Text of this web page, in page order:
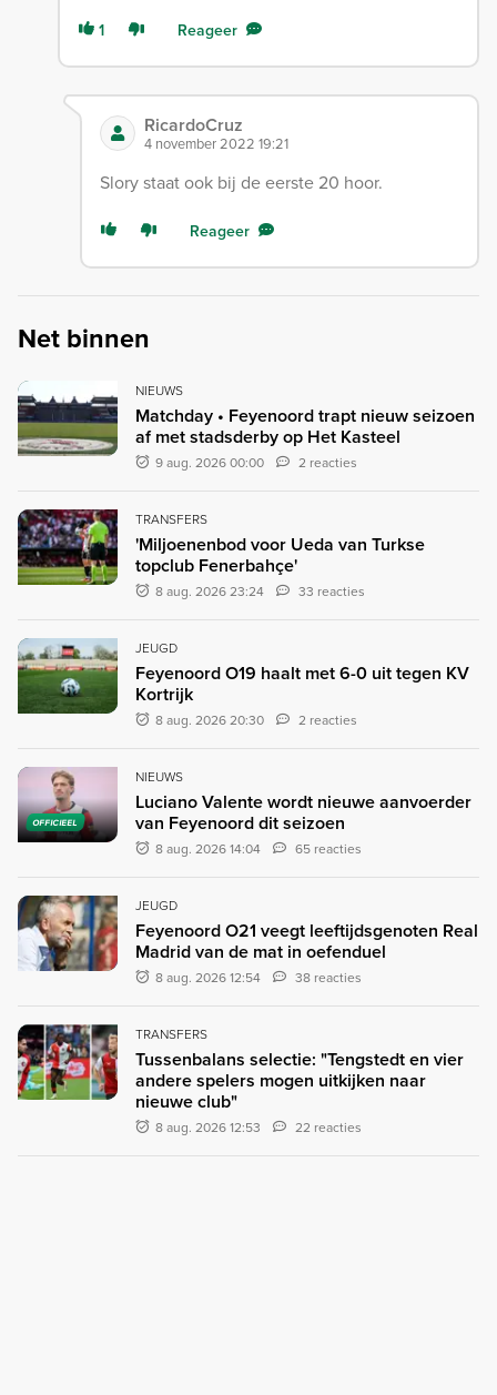
1 Reageer
RicardoCruz
4 november 2022 19:21
Slory staat ook bij de eerste 20 hoor.
Reageer
Net binnen
NIEUWS
Matchday • Feyenoord trapt nieuw seizoen
af met stadsderby op Het Kasteel
9 aug. 2026 00:00 2 reacties
TRANSFERS
'Miljoenenbod voor Ueda van Turkse
topclub Fenerbahçe'
8 aug. 2026 23:24 33 reacties
JEUGD
Feyenoord O19 haalt met 6-0 uit tegen KV
Kortrijk
8 aug. 2026 20:30 2 reacties
OFFICIEEL
NIEUWS
Luciano Valente wordt nieuwe aanvoerder
van Feyenoord dit seizoen
8 aug. 2026 14:04 65 reacties
JEUGD
Feyenoord O21 veegt leeftijdsgenoten Real
Madrid van de mat in oefenduel
8 aug. 2026 12:54 38 reacties
TRANSFERS
Tussenbalans selectie: "Tengstedt en vier
andere spelers mogen uitkijken naar
nieuwe club"
8 aug. 2026 12:53 22 reacties